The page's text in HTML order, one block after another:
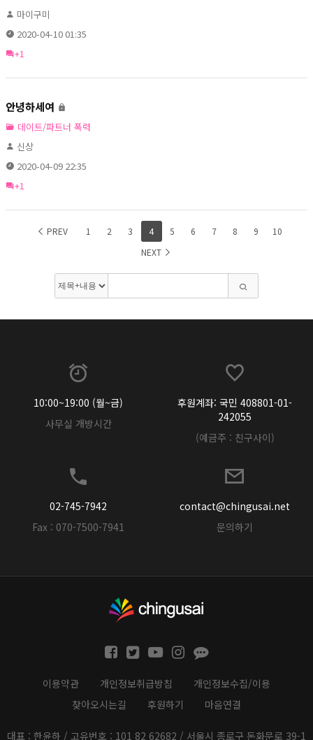
마이구미
2020-04-10 01:35
+1
안녕하세여
데이트/파트너 폭력
신상
2020-04-09 22:35
+1
PREV 1 2 3 4 5 6 7 8 9
10
NEXT
10:00~19:00 (월~금)
사무실 개방시간
후원계좌: 국민 408801-01-
242055
(예금주 : 친구사이)
02-745-7942
Fax : 070-7500-7941
contact@chingusai.net
문의하기
이용약관 개인정보취급방침
개인정보수집/이용
찾아오시는길
후원하기 마음연결
대표 : 한윤하 / 고유번호 : 101 82 62682 / 서울시 종로구 돈화문로 39-1